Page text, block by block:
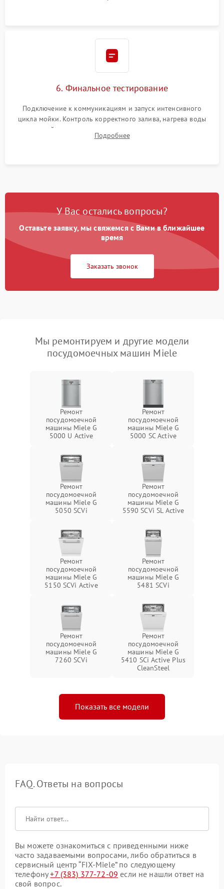
6. Финальное тестирование
Подключение к коммуникациям и запуск интенсивного
цикла мойки. Контроль корректного залива, нагрева воды
до нужной температуры, отсутствия посторонних шумов,
штатного слива и абсолютной сухости в поддоне.
Подробнее
У Вас остались вопросы?
Оставьте заявку, мы свяжемся с Вами в ближайшее
время
Заказать звонок
Мы ремонтируем и другие модели
посудомоечных машин Miele
Ремонт
посудомоечной
машины Miele G
5000 U Active
Ремонт
посудомоечной
машины Miele G
5000 SC Active
Ремонт
посудомоечной
машины Miele G
5050 SCVi
Ремонт
посудомоечной
машины Miele G
5590 SCVi SL Active
Ремонт
посудомоечной
машины Miele G
5150 SCVi Active
Ремонт
посудомоечной
машины Miele G
5481 SCVi
Ремонт
посудомоечной
машины Miele G
7260 SCVi
Ремонт
посудомоечной
машины Miele G
5410 SCi Active Plus
CleanSteel
Показать все модели
FAQ. Ответы на вопросы
Вы можете ознакомиться с приведенными ниже
часто задаваемыми вопросами, либо обратиться в
сервисный центр “FIX-Miele” по следующему
телефону+7 (383) 377-72-09 если не нашли ответ на
свой вопрос.